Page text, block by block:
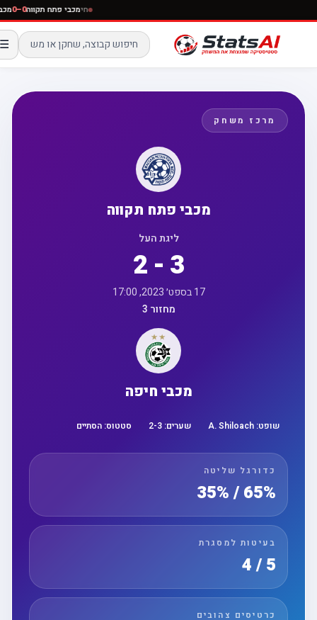
חימכבי פתח תקווה0–0
☰
מרכז משחק
מכבי פתח תקווה
ליגת העל
2 - 3
17 בספט׳ 2023, 17:00
מחזור 3
מכבי חיפה
שופט:A. Shiloach שערים: 2 -3 סטטוס:הסתיים
כדורגל שליטה
65% / 35%
בעיטות למסגרת
כרטיסים צהובים